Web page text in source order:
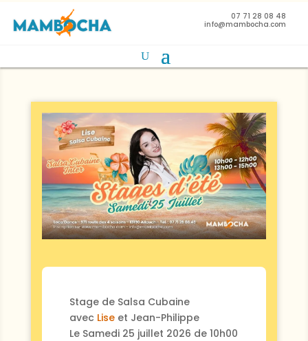
07 71 28 08 48
info@mambocha.com
Stage de Salsa Cubaine
avec Liseet Jean-Philippe
Le Samedi 25 juillet 2026 de 10h00